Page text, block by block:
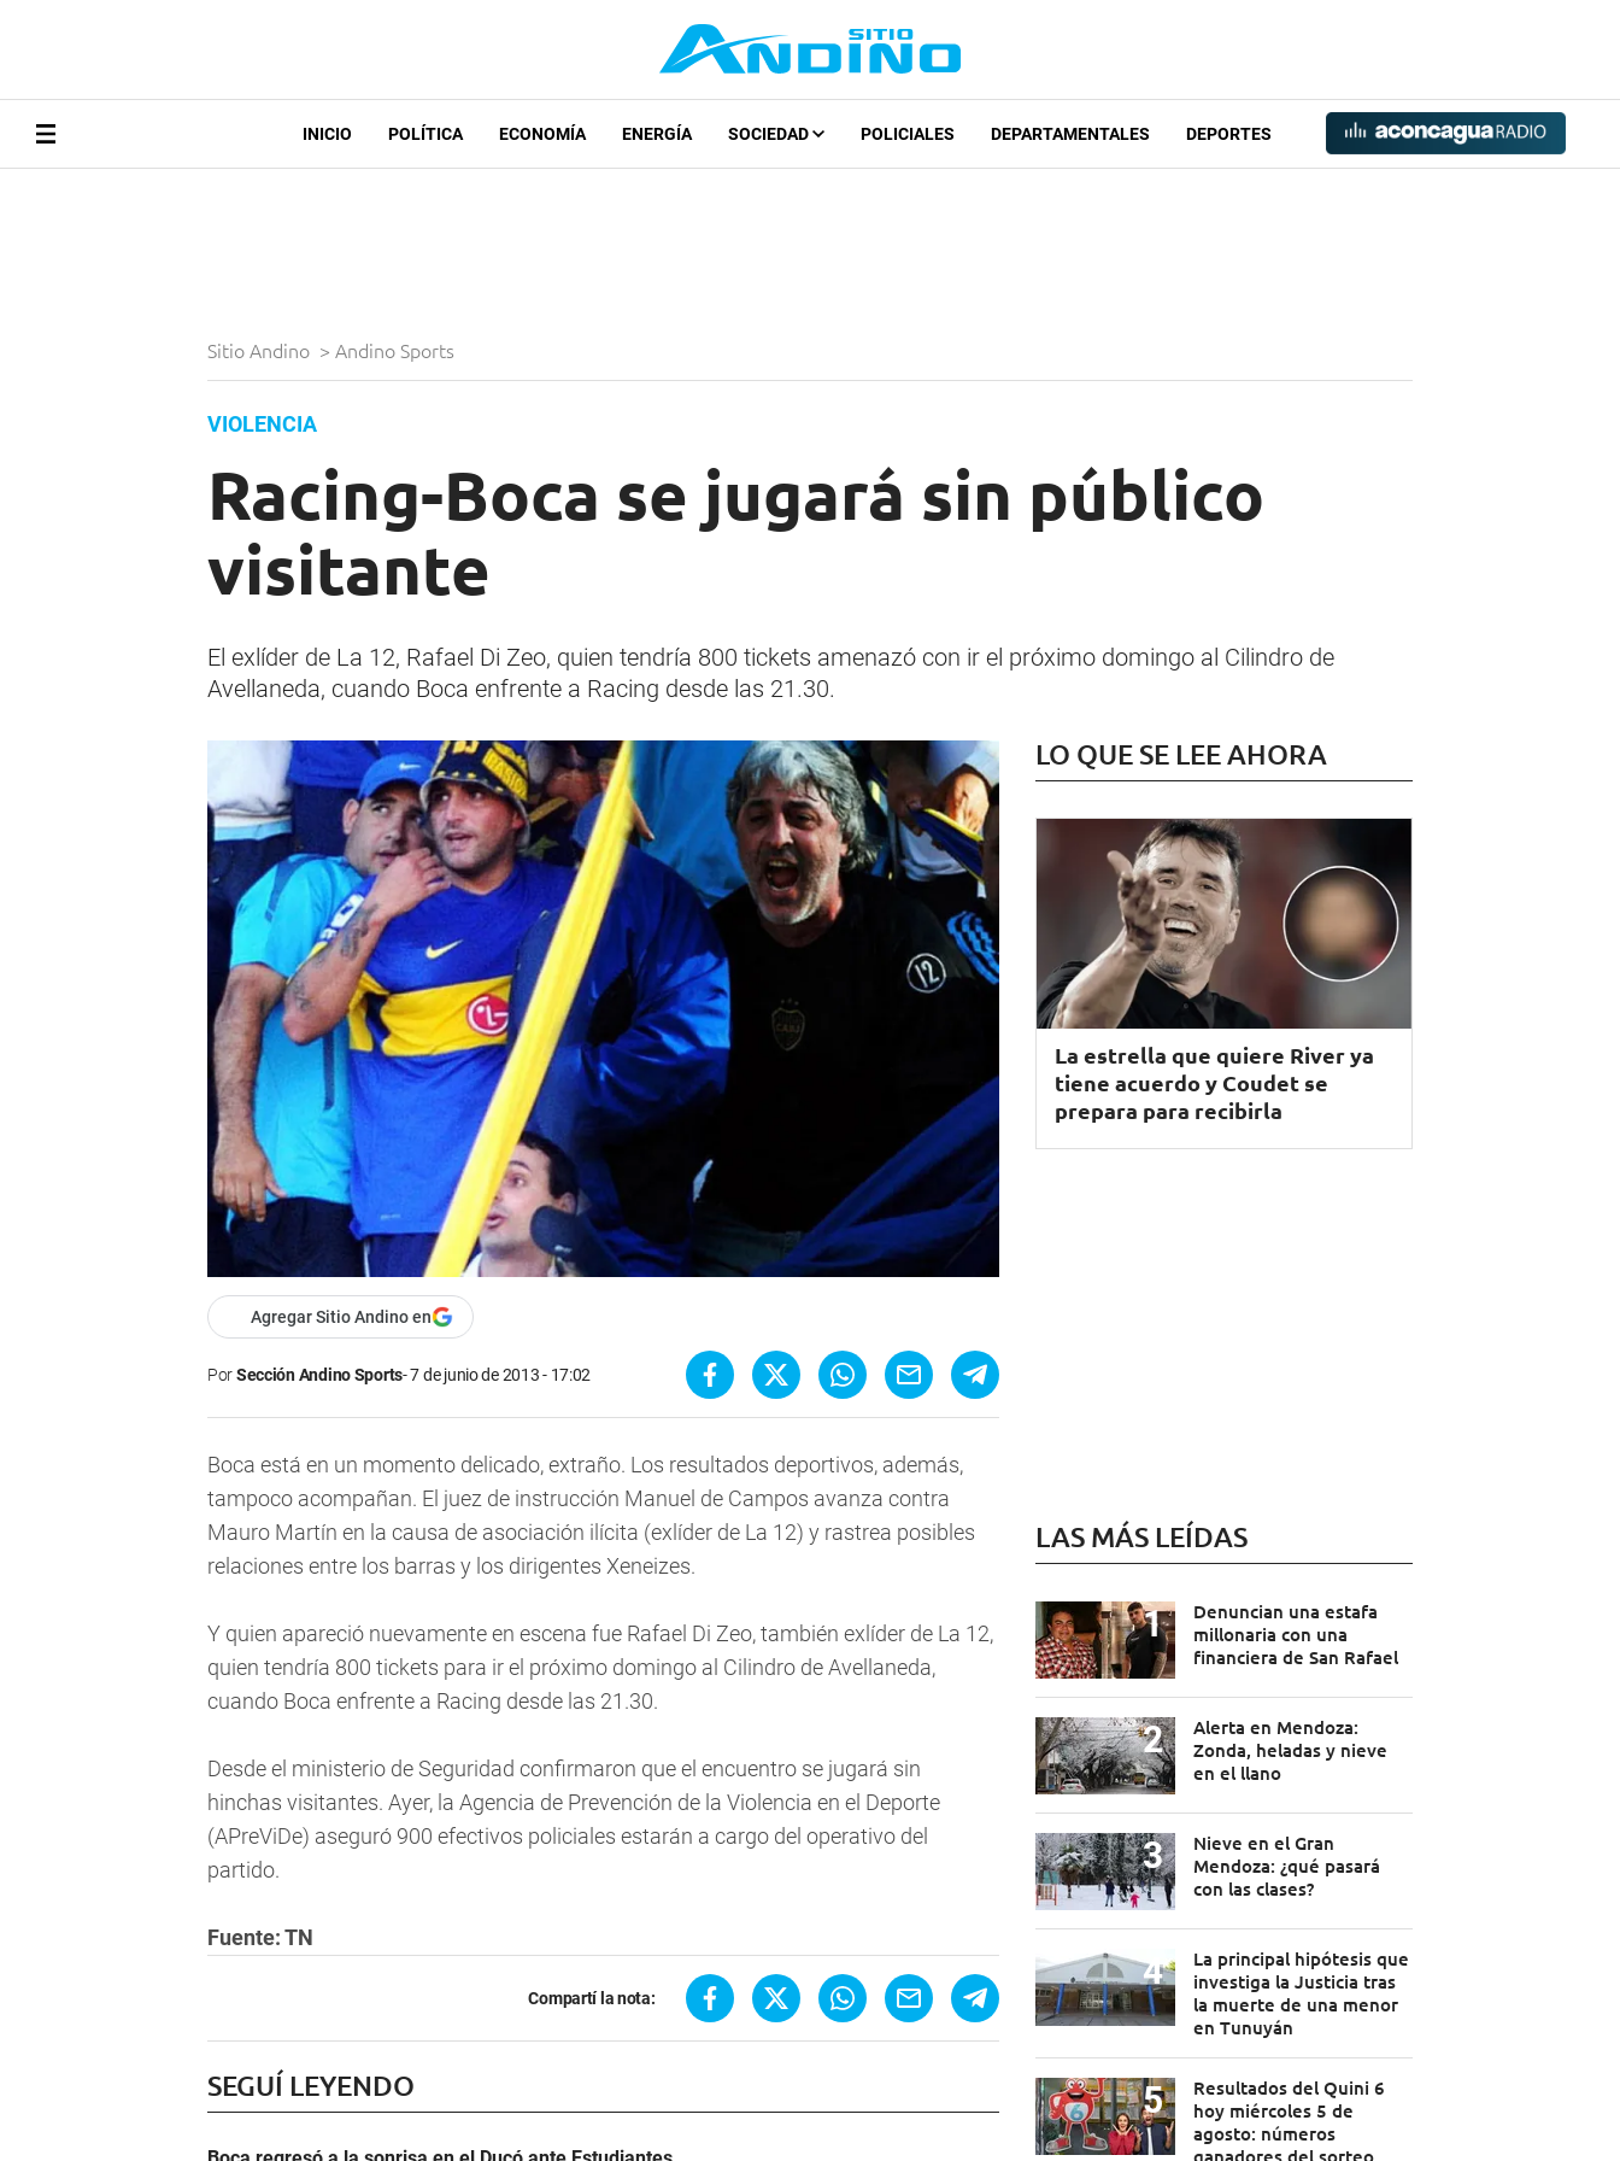
INICIO POLÍTICA ECONOMÍA ENERGÍA SOCIEDAD POLICIALES DEPARTAMENTALES DEPORTES
Sitio Andino > Andino Sports
VIOLENCIA
Racing-Boca se jugará sin público
visitante
El exlíder de La 12, Rafael Di Zeo, quien tendría 800 tickets amenazó con ir el próximo domingo al Cilindro de
Avellaneda, cuando Boca enfrente a Racing desde las 21.30.
Agregar Sitio Andino en
PorSección Andino Sports 7 de junio de 2013 - 17:02
Boca está en un momento delicado, extraño. Los resultados deportivos, además,
tampoco acompañan. El juez de instrucción Manuel de Campos avanza contra
Mauro Martín en la causa de asociación ilícita (exlíder de La 12) y rastrea posibles
relaciones entre los barras y los dirigentes Xeneizes.
Y quien apareció nuevamente en escena fue Rafael Di Zeo, también exlíder de La 12,
quien tendría 800 tickets para ir el próximo domingo al Cilindro de Avellaneda,
cuando Boca enfrente a Racing desde las 21.30.
Desde el ministerio de Seguridad confirmaron que el encuentro se jugará sin
hinchas visitantes. Ayer, la Agencia de Prevención de la Violencia en el Deporte
(APreViDe) aseguró 900 efectivos policiales estarán a cargo del operativo del
partido.
Fuente: TN
Compartí la nota:
SEGUÍ LEYENDO
LO QUE SE LEE AHORA
La estrella que quiere River ya
tiene acuerdo y Coudet se
prepara para recibirla
LAS MÁS LEÍDAS
Denuncian una estafa
millonaria con una
financiera de San Rafael
Alerta en Mendoza:
Zonda, heladas y nieve
en el llano
Nieve en el Gran
Mendoza: ¿qué pasará
con las clases?
La principal hipótesis que
investiga la Justicia tras
la muerte de una menor
en Tunuyán
Resultados del Quini 6
hoy miércoles 5 de
agosto: números